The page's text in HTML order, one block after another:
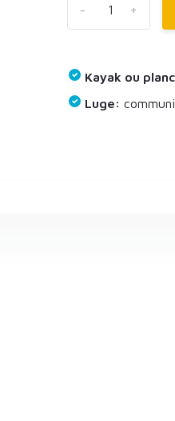
+
-
Kayak ou
Luge: